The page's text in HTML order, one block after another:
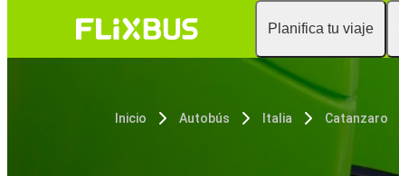
Planifica tu viaje
Inicio Autobús Italia Catanzaro